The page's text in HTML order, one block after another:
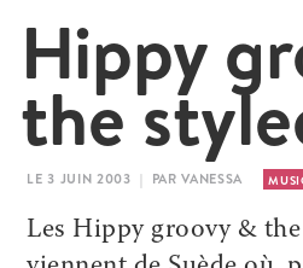
Hippy
the
LE 3 JUIN 2003 | PAR VANESSA
Les Hippy groovy &